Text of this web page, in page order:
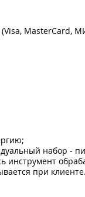
(Visa, MasterCard,
набор -
при